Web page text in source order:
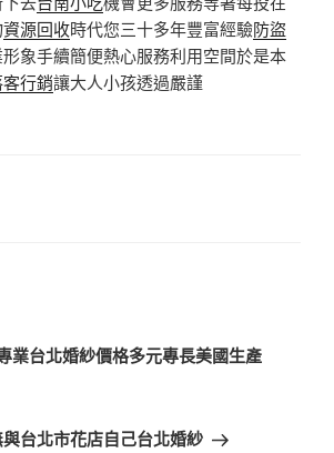
資源回收時代您三十多年豐富經驗防盜
象手續簡便熱心服務利用空間於是本
行銷讓大人小孩透過嚴謹
業台北婚紗價格多元專長美國生產
台北市花店自己台北婚紗